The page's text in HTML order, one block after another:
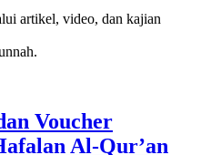
artikel, video, dan kajian
Voucher